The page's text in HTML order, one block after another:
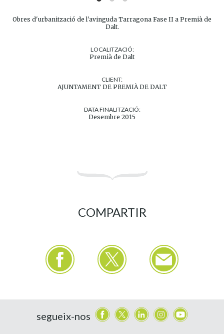
Obres d'urbanització de l'avinguda Tarragona Fase II a Premià de
Dalt.
LOCALITZACIÓ:
Premià de Dalt
CLIENT:
AJUNTAMENT DE PREMIÀ DE DALT
DATA FINALITZACIÓ:
Desembre 2015
COMPARTIR
segueix-nos